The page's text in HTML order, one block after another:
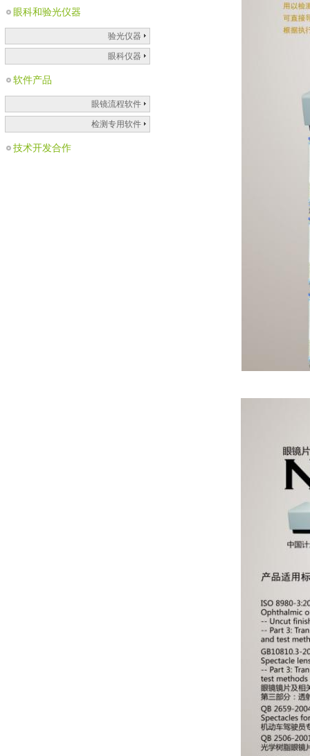
眼科和验光仪器
验光仪器
眼科仪器
软件产品
眼镜流程软件
检测专用软件
技术开发合作